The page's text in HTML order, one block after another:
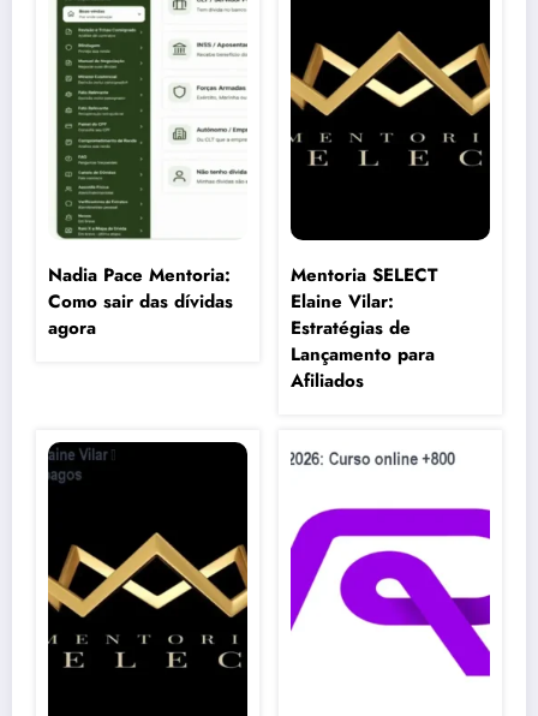
Nadia Pace Mentoria:
Como sair das dívidas
agora
Mentoria SELECT
Elaine Vilar:
Estratégias de
Lançamento para
Afiliados